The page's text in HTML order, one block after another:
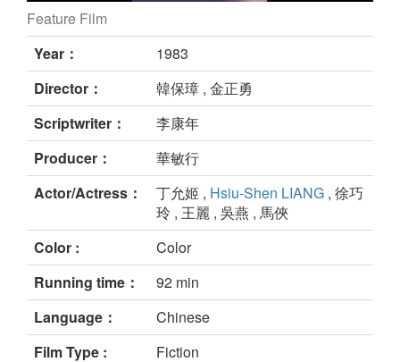
still
Feature Film
Year：
1983
Director：
韓保璋 , 金正勇
Scriptwriter：
李康年
Producer：
華敏行
Actor/Actress：
丁允姬 , Hsiu-Shen LIANG , 徐巧
玲 , 王麗 , 吳燕 , 馬俠
Color :
Color
Running time：
92 min
Language：
Chinese
Film Type :
Fiction